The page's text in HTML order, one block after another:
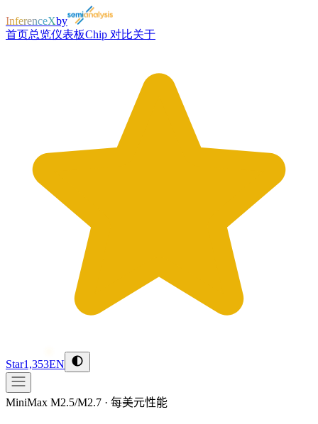
InferenceXby
首页总览仪表板Chip 对比关于
Star1,353EN
MiniMax M2.5/M2.7 · 每美元性能